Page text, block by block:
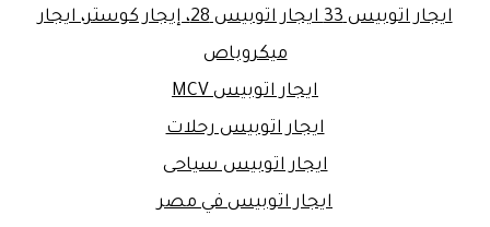
ايجار اتوبيس 33 ايجار اتوبيس 28، إيجار كوستر، ايجار
ميكروباص
ايجار اتوبيس MCV
ايجار اتوبيس رحلات
ايجار اتوبيس سياحى
ايجار اتوبيس في مصر